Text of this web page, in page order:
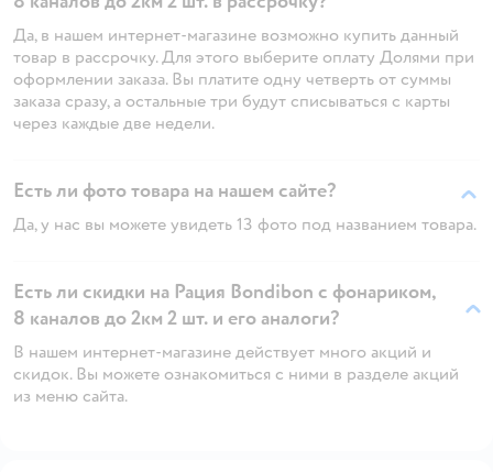
Да, в нашем интернет-магазине возможно купить данный
товар в рассрочку. Для этого выберите оплату Долями при
оформлении заказа. Вы платите одну четверть от суммы
заказа сразу, а остальные три будут списываться с карты
через каждые две недели.
Есть ли фото товара на нашем сайте?
Да, у нас вы можете увидеть 13 фото под названием товара.
Есть ли скидки на Рация Bondibon с фонариком,
8 каналов до 2км 2 шт. и его аналоги?
В нашем интернет-магазине действует много акций и
скидок. Вы можете ознакомиться с ними в разделе акций
из меню сайта.